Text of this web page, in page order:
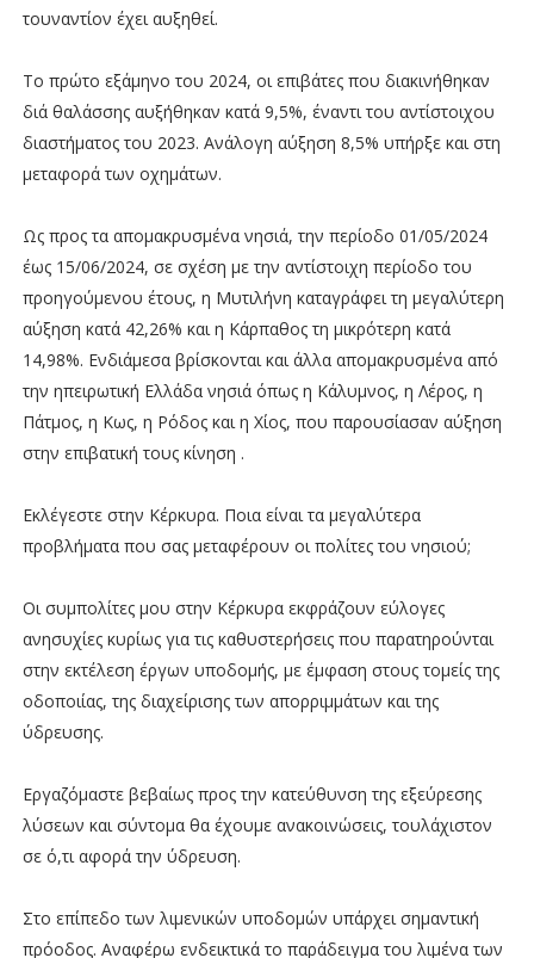
τουναντίον έχει αυξηθεί.
Το πρώτο εξάμηνο του 2024, οι επιβάτες που διακινήθηκαν
διά θαλάσσης αυξήθηκαν κατά 9,5%, έναντι του αντίστοιχου
διαστήματος του 2023. Ανάλογη αύξηση 8,5% υπήρξε και στη
μεταφορά των οχημάτων.
Ως προς τα απομακρυσμένα νησιά, την περίοδο 01/05/2024
έως 15/06/2024, σε σχέση με την αντίστοιχη περίοδο του
προηγούμενου έτους, η Μυτιλήνη καταγράφει τη μεγαλύτερη
αύξηση κατά 42,26% και η Κάρπαθος τη μικρότερη κατά
14,98%. Ενδιάμεσα βρίσκονται και άλλα απομακρυσμένα από
την ηπειρωτική Ελλάδα νησιά όπως η Κάλυμνος, η Λέρος, η
Πάτμος, η Κως, η Ρόδος και η Χίος, που παρουσίασαν αύξηση
στην επιβατική τους κίνηση .
Εκλέγεστε στην Κέρκυρα. Ποια είναι τα μεγαλύτερα
προβλήματα που σας μεταφέρουν οι πολίτες του νησιού;
Οι συμπολίτες μου στην Κέρκυρα εκφράζουν εύλογες
ανησυχίες κυρίως για τις καθυστερήσεις που παρατηρούνται
στην εκτέλεση έργων υποδομής, με έμφαση στους τομείς της
οδοποιίας, της διαχείρισης των απορριμμάτων και της
ύδρευσης.
Εργαζόμαστε βεβαίως προς την κατεύθυνση της εξεύρεσης
λύσεων και σύντομα θα έχουμε ανακοινώσεις, τουλάχιστον
σε ό,τι αφορά την ύδρευση.
Στο επίπεδο των λιμενικών υποδομών υπάρχει σημαντική
πρόοδος. Αναφέρω ενδεικτικά το παράδειγμα του λιμένα των